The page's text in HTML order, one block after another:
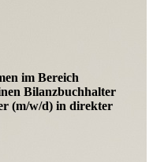
im Bereich
Bilanzbuchhalter
(m/w/d) in direkter